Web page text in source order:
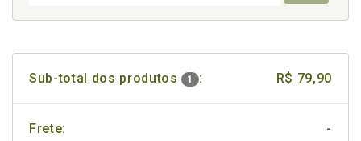
Sub-total dos produtos 1 : R$ 79,90
Frete: -